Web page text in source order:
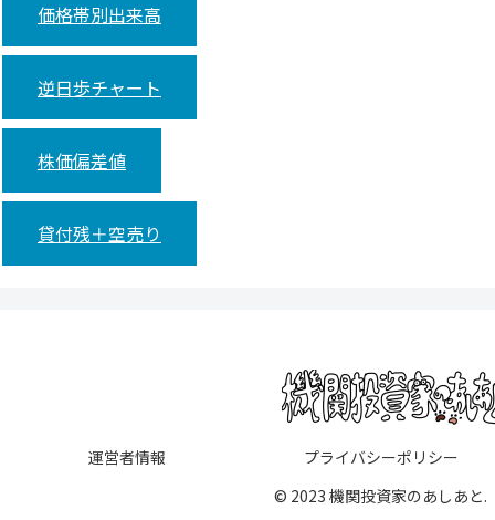
価格帯別出来高
逆日歩チャート
株価偏差値
貸付残＋空売り
運営者情報
プライバシーポリシー
© 2023 機関投資家のあしあと.